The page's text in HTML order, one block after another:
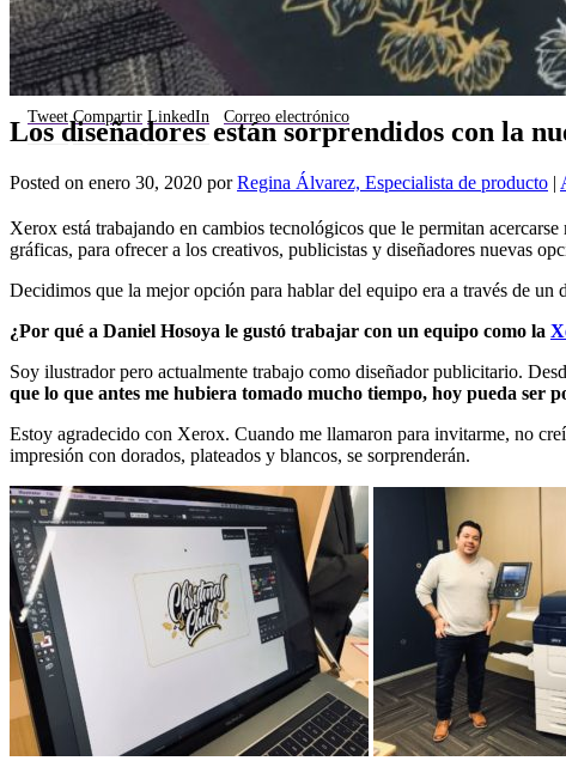
Tweet Compartir LinkedIn Correo electrónico
Los diseñadores están sorprendidos con la
Posted on enero 30, 2020 porRegina Álvarez, Especialista de producto |
Xerox está trabajando en cambios tecnológicos que le permitan
gráficas, para ofrecer a los creativos, publicistas y diseñadores nuevas
Decidimos que la mejor opción para hablar del equipo era a través de
¿Por qué a Daniel Hosoya le gustó trabajar con un equipo como la
Soy ilustrador pero actualmente trabajo como diseñador publicitario.
que lo que antes me hubiera tomado mucho tiempo, hoy pueda ser
Estoy agradecido con Xerox. Cuando me llamaron para invitarme, no
impresión con dorados, plateados y blancos, se sorprenderán.